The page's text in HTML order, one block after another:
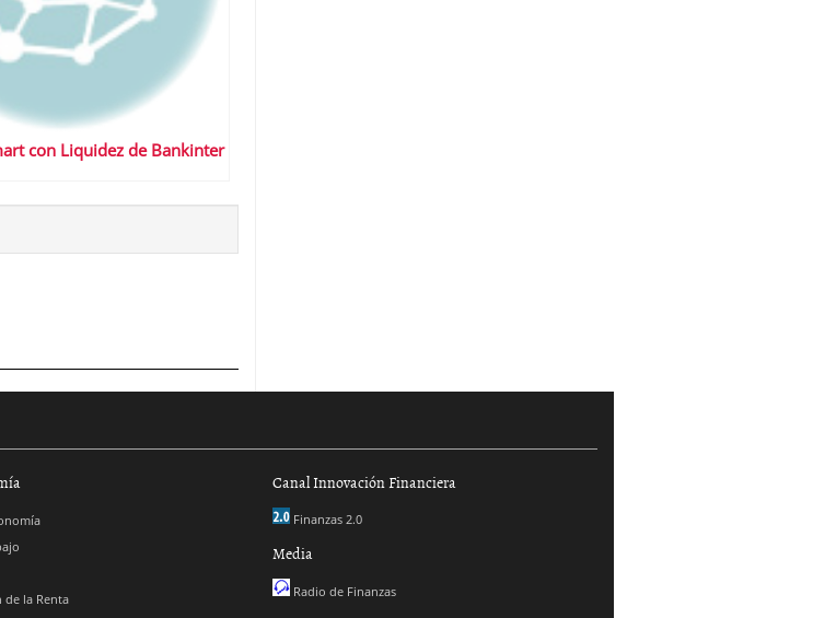
con Liquidez de Bankinter
de la Renta
Canal Innovación Financiera
Finanzas 2.0
Media
Radio de Finanzas